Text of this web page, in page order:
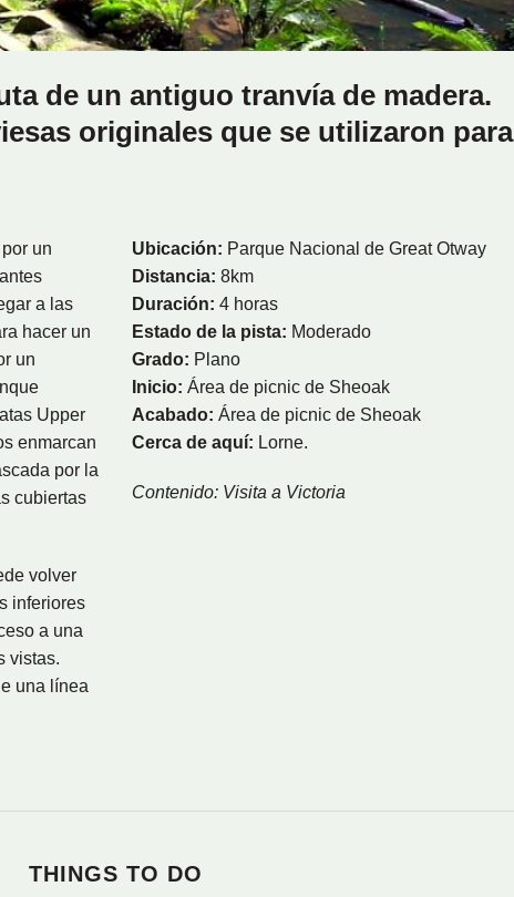
de un antiguo tranvía de madera.
originales que se utilizaron para
un
a las
hacer un
un
Upper
enmarcan
por la
cubiertas
volver
inferiores
a una
vistas.
una línea
Ubicación: Parque Nacional de Great Otway
Distancia: 8km
Duración: 4 horas
Estado de la pista: Moderado
Grado: Plano
Inicio: Área de picnic de Sheoak
Acabado: Área de picnic de Sheoak
Cerca de aquí: Lorne.
Contenido: Visita a Victoria
THINGS TO DO